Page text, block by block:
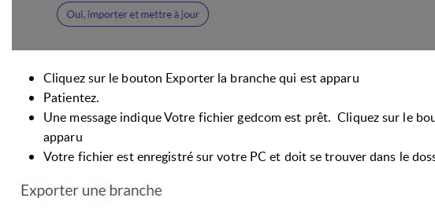
Cliquez sur le bouton Exporter la branche qui est apparu
Patientez.
Une message indique Votre fichier gedcom est prêt. Cliquez sur le
apparu
Votre fichier est enregistré sur votre PC et doit se trouver dans le